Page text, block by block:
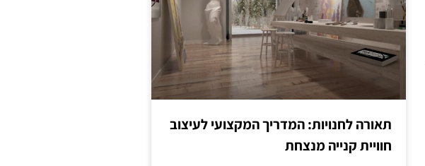
תאורה לחנויות: המדריך המקצועי לעיצוב
חוויית קנייה מנצחת